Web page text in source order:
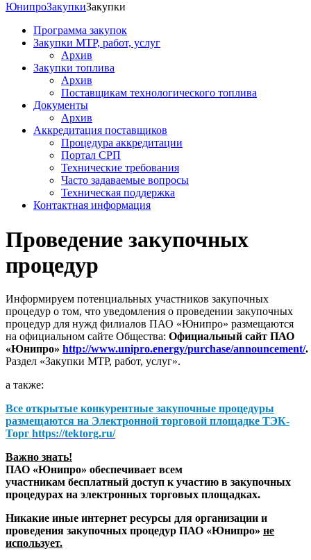
ЮнипроЗакупкиЗакупки
Программа закупок
Закупки МТР, работ, услуг
Архив
Закупки топлива
Архив
Поставщикам технологического топлива
Документы
Архив
Аккредитация поставщиков
Процедура аккредитации
Портал СРП
Технические требования
Часто задаваемые вопросы
Техническая поддержка
Контактная информация
Проведение закупочных
процедур
Информируем потенциальных участников закупочных
процедур о том, что уведомления о проведении закупочных
процедур для нужд филиалов ПАО «Юнипро» размещаются
на официальном сайте Общества: Официальный сайт ПАО
«Юнипро» http://www.unipro.energy/purchase/announcement/.
Раздел «Закупки МТР, работ, услуг».
а также:
Все открытые конкурентные закупочные процедуры
размещаются на Электронной торговой площадке ТЭК-
Торг https://tektorg.ru/
Важно знать!
ПАО «Юнипро» обеспечивает всем
участникам бесплатный доступ к участию в закупочных
процедурах на электронных торговых площадках.
Никакие иные интернет ресурсы для организации и
проведения закупочных процедур ПАО «Юнипро» не
использует.